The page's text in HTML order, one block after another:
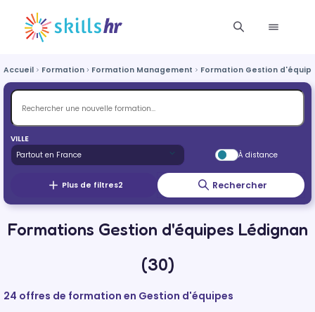
Accueil Formation Formation Management Formation Gestion
VILLE
À distance
Plus de filtres2 Rechercher
Formations Gestion d'équipes Lédignan
(30)
24 offres de formation en Gestion d'équipes